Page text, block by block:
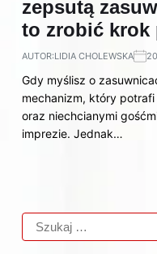
zepsutą
to zrobić krok
AUTOR:LIDIA CHOLEWSKA
Gdy myślisz o
mechanizm, który
oraz niechcianymi
imprezie. Jednak…